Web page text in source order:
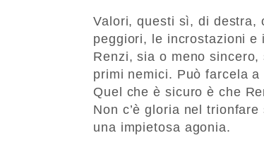
Valori, questi sì, di destra,
peggiori, le incrostazioni
Renzi, sia o meno
primi nemici. Può farcela
Quel che è sicuro è che
Non c’è gloria nel
una impietosa agonia.